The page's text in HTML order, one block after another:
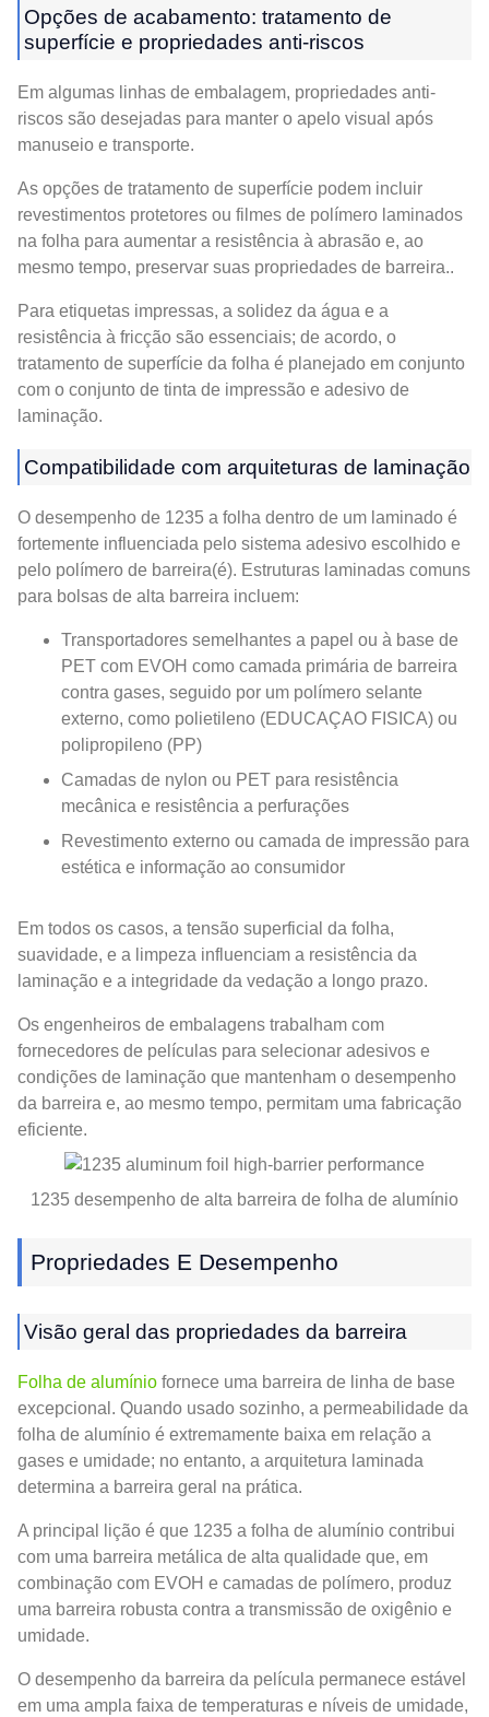
Opções de acabamento: tratamento de
superfície e propriedades anti-riscos
Em algumas linhas de embalagem, propriedades anti-
riscos são desejadas para manter o apelo visual após
manuseio e transporte.
As opções de tratamento de superfície podem incluir
revestimentos protetores ou filmes de polímero laminados
na folha para aumentar a resistência à abrasão e, ao
mesmo tempo, preservar suas propriedades de barreira..
Para etiquetas impressas, a solidez da água e a
resistência à fricção são essenciais; de acordo, o
tratamento de superfície da folha é planejado em conjunto
com o conjunto de tinta de impressão e adesivo de
laminação.
Compatibilidade com arquiteturas de laminação
O desempenho de 1235 a folha dentro de um laminado é
fortemente influenciada pelo sistema adesivo escolhido e
pelo polímero de barreira(é). Estruturas laminadas comuns
para bolsas de alta barreira incluem:
Transportadores semelhantes a papel ou à base de
PET com EVOH como camada primária de barreira
contra gases, seguido por um polímero selante
externo, como polietileno (EDUCAÇAO FISICA) ou
polipropileno (PP)
Camadas de nylon ou PET para resistência
mecânica e resistência a perfurações
Revestimento externo ou camada de impressão para
estética e informação ao consumidor
Em todos os casos, a tensão superficial da folha,
suavidade, e a limpeza influenciam a resistência da
laminação e a integridade da vedação a longo prazo.
Os engenheiros de embalagens trabalham com
fornecedores de películas para selecionar adesivos e
condições de laminação que mantenham o desempenho
da barreira e, ao mesmo tempo, permitam uma fabricação
eficiente.
1235 desempenho de alta barreira de folha de alumínio
Propriedades E Desempenho
Visão geral das propriedades da barreira
Folha de alumínio fornece uma barreira de linha de base
excepcional. Quando usado sozinho, a permeabilidade da
folha de alumínio é extremamente baixa em relação a
gases e umidade; no entanto, a arquitetura laminada
determina a barreira geral na prática.
A principal lição é que 1235 a folha de alumínio contribui
com uma barreira metálica de alta qualidade que, em
combinação com EVOH e camadas de polímero, produz
uma barreira robusta contra a transmissão de oxigênio e
umidade.
O desempenho da barreira da película permanece estável
em uma ampla faixa de temperaturas e níveis de umidade,